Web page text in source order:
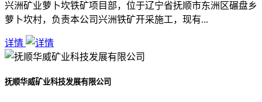
兴洲矿业萝卜坎铁矿项目部，位于辽宁省抚顺市东洲区碾盘乡
萝卜坎村，负责本公司兴洲铁矿开采施工，现有...
详情
抚顺华威矿业科技发展有限公司